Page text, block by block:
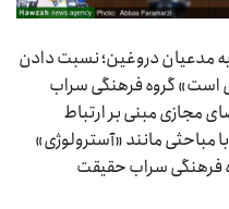
مدعیان دروغین؛ نسبت دادن
است» گروه فرهنگی سراب
مجازی مبنی بر ارتباط
مانند «آسترولوژی»
فرهنگی سراب حقیقت